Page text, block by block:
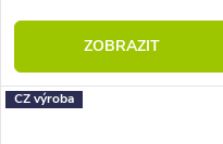
ZOBRAZIT
CZ výroba